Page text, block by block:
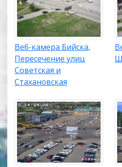
Веб-камера Бийска,
Пересечение улиц
Советская и
Стахановская